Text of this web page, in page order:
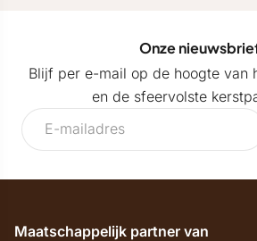
Onze
Blijf per e-mail op de hoogte van
en de sfeervolste
Maatschappelijk partner van